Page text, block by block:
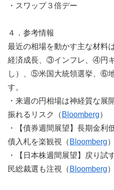
・スワップ３倍デー
４．参考情報
最近の相場を動かす主な材
経済成長、③インフレ、④円
し）、⑤米国大統領選挙、⑥
す。
・来週の円相場は神経質な展
振れるリスク（ Bloomberg）
・【債券週間展望】長期金利
債入札を楽観視（ Bloomberg）
・【日本株週間展望】戻り試
民総裁選も注視（ Bloomberg）